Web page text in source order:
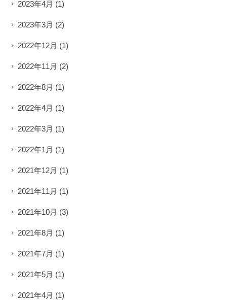
2023年4月 (1)
2023年3月 (2)
2022年12月 (1)
2022年11月 (2)
2022年8月 (1)
2022年4月 (1)
2022年3月 (1)
2022年1月 (1)
2021年12月 (1)
2021年11月 (1)
2021年10月 (3)
2021年8月 (1)
2021年7月 (1)
2021年5月 (1)
2021年4月 (1)